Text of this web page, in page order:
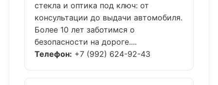
стекла и оптика под ключ: от
консультации до выдачи автомобиля.
Более 10 лет заботимся о
безопасности на дороге....
Телефон: +7 (992) 624-92-43